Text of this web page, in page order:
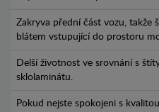
Zakryva přední část vozu, takže
blátem vstupující do prostoru
Delší životnost ve srovnání s
sklolaminátu.
Pokud nejste spokojeni s